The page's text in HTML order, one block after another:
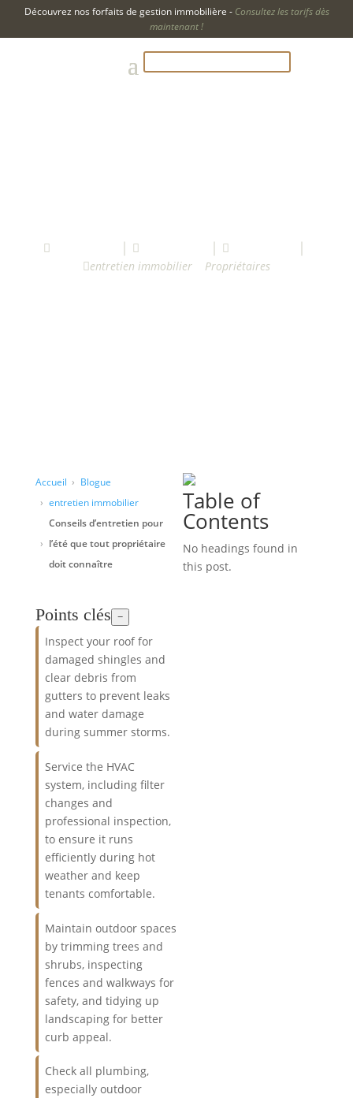
Découvrez nos forfaits de gestion immobilière - Consultez les tarifs dès
maintenant !
  
entretien immobilier| Propriétaires

Accueil
Blogue
entretien immobilier
Conseils d’entretien pour
l’été que tout propriétaire
doit connaître
Points clés −
Inspect your roof for
damaged shingles and
clear debris from
gutters to prevent leaks
and water damage
during summer storms.
Service the HVAC
system, including filter
changes and
professional inspection,
to ensure it runs
efficiently during hot
weather and keep
tenants comfortable.
Maintain outdoor spaces
by trimming trees and
shrubs, inspecting
fences and walkways for
safety, and tidying up
landscaping for better
curb appeal.
Check all plumbing,
especially outdoor
Table of
Contents
No headings found in
this post.